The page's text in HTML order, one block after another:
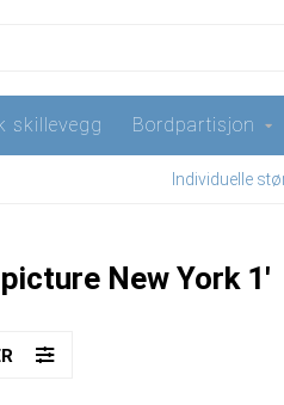
skillevegg Bordpartisjon
Individuelle
New York 1'